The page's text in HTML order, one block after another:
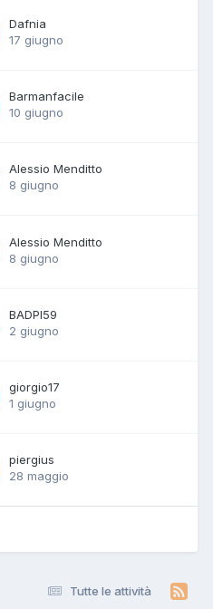
Dafnia
17 giugno
Barmanfacile
10 giugno
Alessio Menditto
8 giugno
Alessio Menditto
8 giugno
BADPI59
2 giugno
giorgio17
1 giugno
piergius
28 maggio
Tutte le attività